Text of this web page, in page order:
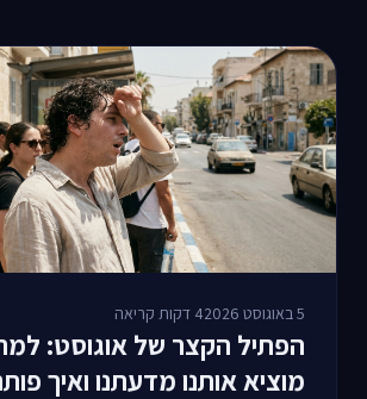
5 באוגוסט 2026 4 דקות קריאה
הפתיל הקצר של אוגוסט:
מוציא אותנו מדעתנו ואיך